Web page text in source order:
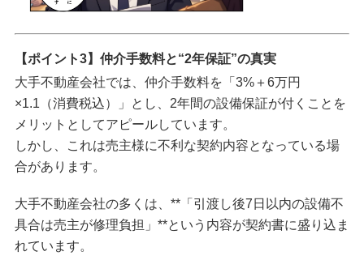
【ポイント3】仲介手数料と“2年保証”の真実
大手不動産会社では、仲介手数料を「3%＋6万円
×1.1（消費税込）」とし、 2年間の設備保証が付くことを
メリットとしてアピールしています。
しかし、これは売主様に不利な契約内容となっている場
合があります。
大手不動産会社の多くは、**「引渡し後7日以内の設備不
具合は売主が修理負担」**という内容が契約書に盛り込ま
れています。